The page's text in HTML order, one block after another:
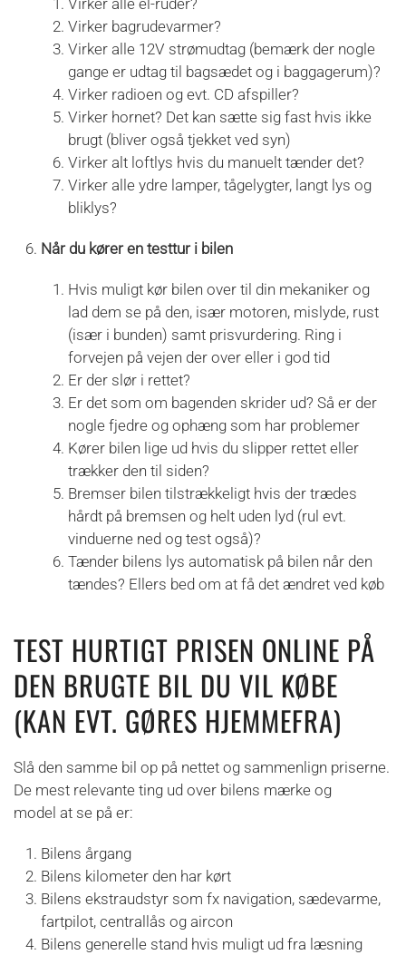
Virker bagrudevarmer?
Virker alle 12V strømudtag (bemærk der nogle
gange er udtag til bagsædet og i baggagerum)?
Virker radioen og evt. CD afspiller?
Virker hornet? Det kan sætte sig fast hvis ikke
brugt (bliver også tjekket ved syn)
Virker alt loftlys hvis du manuelt tænder det?
Virker alle ydre lamper, tågelygter, langt lys og
bliklys?
Når du kører en testtur i bilen
Hvis muligt kør bilen over til din mekaniker og
lad dem se på den, især motoren, mislyde, rust
(især i bunden) samt prisvurdering. Ring i
forvejen på vejen der over eller i god tid
Er der slør i rettet?
Er det som om bagenden skrider ud? Så er der
nogle fjedre og ophæng som har problemer
Kører bilen lige ud hvis du slipper rettet eller
trækker den til siden?
Bremser bilen tilstrækkeligt hvis der trædes
hårdt på bremsen og helt uden lyd (rul evt.
vinduerne ned og test også)?
Tænder bilens lys automatisk på bilen når den
tændes? Ellers bed om at få det ændret ved køb
TEST HURTIGT PRISEN ONLINE PÅ
DEN BRUGTE BIL DU VIL KØBE
(KAN EVT. GØRES HJEMMEFRA)
Slå den samme bil op på nettet og sammenlign priserne.
De mest relevante ting ud over bilens mærke og
model at se på er:
Bilens årgang
Bilens kilometer den har kørt
Bilens ekstraudstyr som fx navigation, sædevarme,
fartpilot, centrallås og aircon
Bilens generelle stand hvis muligt ud fra læsning